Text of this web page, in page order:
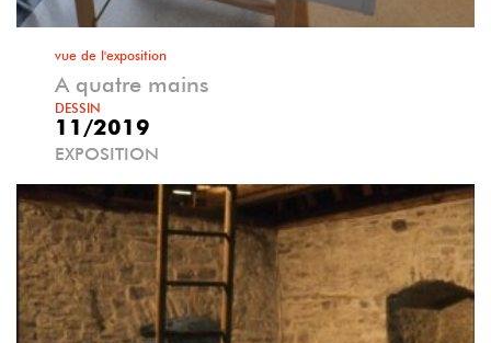
vue de l'exposition
A quatre mains
DESSIN
11/2019
EXPOSITION